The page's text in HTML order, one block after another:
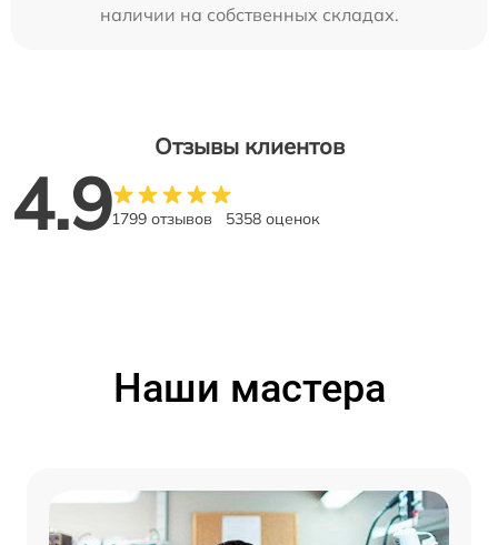
наличии на собственных складах.
Отзывы клиентов
4.91799 отзывов 5358 оценок
Наши мастера